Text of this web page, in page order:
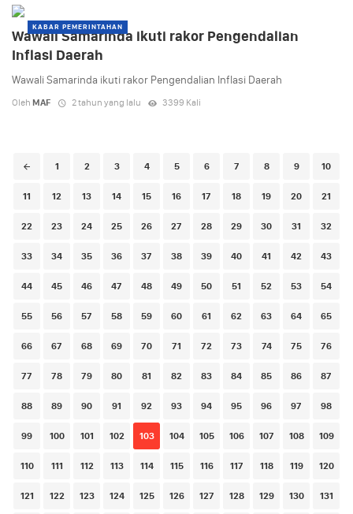
KABAR PEMERINTAHAN
Wawali Samarinda ikuti rakor Pengendalian
Inflasi Daerah
Wawali Samarinda ikuti rakor Pengendalian Inflasi Daerah
Oleh MAF 2 tahun yang lalu 3399 Kali
Posts
1 2 3 4 5 6 7 8 9 10
11 12 13 14 15 16 17 18 19 20 21
22 23 24 25 26 27 28 29 30 31 32
33 34 35 36 37 38 39 40 41 42 43
44 45 46 47 48 49 50 51 52 53 54
55 56 57 58 59 60 61 62 63 64 65
66 67 68 69 70 71 72 73 74 75 76
77 78 79 80 81 82 83 84 85 86 87
88 89 90 91 92 93 94 95 96 97 98
99 100 101 102 103 104 105 106 107 108 109
110 111 112 113 114 115 116 117 118 119 120
121 122 123 124 125 126 127 128 129 130 131